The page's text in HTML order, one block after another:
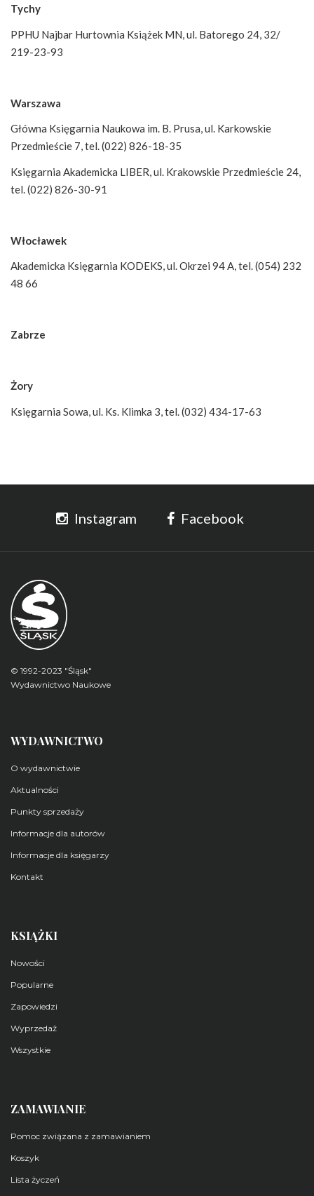
Tychy
PPHU Najbar Hurtownia Książek MN, ul. Batorego 24, 32/
219-23-93
Warszawa
Główna Księgarnia Naukowa im. B. Prusa, ul. Karkowskie
Przedmieście 7, tel. (022) 826-18-35
Księgarnia Akademicka LIBER, ul. Krakowskie Przedmieście 24,
tel. (022) 826-30-91
Włocławek
Akademicka Księgarnia KODEKS, ul. Okrzei 94 A, tel. (054) 232
48 66
Zabrze
Żory
Księgarnia Sowa, ul. Ks. Klimka 3, tel. (032) 434-17-63
Instagram Facebook
© 1992-2023 "Śląsk"
Wydawnictwo Naukowe
WYDAWNICTWO
O wydawnictwie
Aktualności
Punkty sprzedaży
Informacje dla autorów
Informacje dla księgarzy
Kontakt
KSIĄŻKI
Nowości
Popularne
Zapowiedzi
Wyprzedaż
Wszystkie
ZAMAWIANIE
Pomoc związana z zamawianiem
Koszyk
Lista życzeń